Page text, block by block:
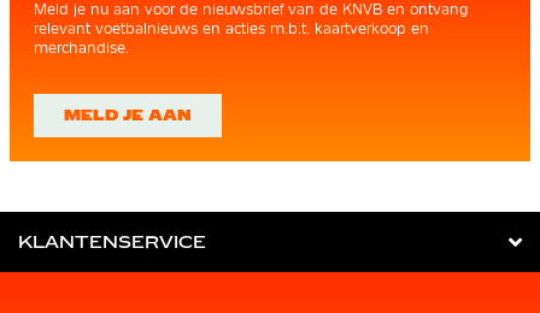
Meld je nu aan voor de nieuwsbrief van de KNVB en ontvang
relevant voetbalnieuws en acties m.b.t. kaartverkoop en
merchandise.
MELD JE AAN
KLANTENSERVICE